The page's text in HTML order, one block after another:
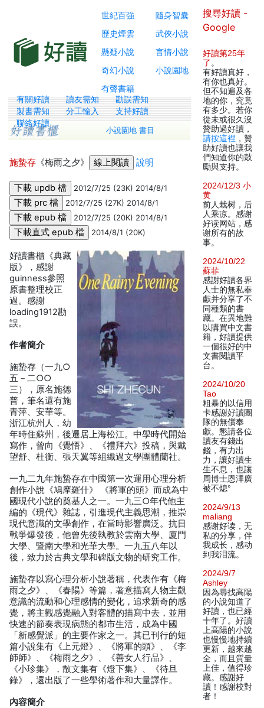
世紀百強
隨身智囊
歷史煙雲
武俠小說
懸疑小說
言情小說
奇幻小說
小說園地
有聲書籍
有關好讀 讀友需知
勘誤需知
製書需知
分工輸入
支持好讀
聯絡好讀
小說園地 書目
施蟄存 《梅雨之夕》 說明
2012/7/25 (23K) 2014/8/1
2012/7/25 (27K) 2014/8/1
2012/7/25 (20K) 2014/8/1
2014/8/1 (20K)
好讀書櫃《典藏
版》，感謝
guinness參照
原書整理校正
過。感謝
loading1912勘
誤。
作者簡介
施蟄存（一九○
五－二○○
三），原名施德
普，筆名還有施
青萍、安華等。
浙江杭州人，幼
年時住蘇州，後遷居上海松江。中學時代開始
寫作，曾向《覺悟》、《禮拜六》投稿，與戴
望舒、杜衡、張天翼等組織過文學團體蘭社。
一九二九年施蟄存在中國第一次運用心理分析
創作小說《鳩摩羅什》 《將軍的頭》而成為中
國現代小說的奠基人之一。一九三○年代他主
編的《現代》雜誌，引進現代主義思潮，推崇
現代意識的文學創作，在當時影響廣泛。抗日
戰爭爆發後，他曾先後執教於雲南大學、廈門
大學、暨南大學和光華大學。一九五八年以
後，致力於古典文學和碑版文物的研究工作。
施蟄存以寫心理分析小說著稱，代表作有《梅
雨之夕》、《春陽》等篇，著意描寫人物主觀
意識的流動和心理感情的變化，追求新奇的感
覺，將主觀感覺融入對客體的描寫中去，並用
快速的節奏表現病態的都市生活，成為中國
「新感覺派」的主要作家之一。其已刊行的短
篇小說集有《上元燈》、《將軍的頭》、《李
師師》、《梅雨之夕》、《善女人行品》、
《小珍集》，散文集有《燈下集》、《待旦
錄》，還出版了一些學術著作和大量譯作。
內容簡介
搜尋好讀 -
Google
好讀第25年
了 。
有好讀真好，
有你也真好。
但不知遍及各
地的你，究竟
有多少。若你
從未或很久沒
贊助過好讀，
請按這裡 ，贊
助好讀也讓我
們知道你的鼓
勵與支持。
2024/12/3 小
黄
前人栽树，后
人乘凉。感谢
好读网站，感
谢所有的故
事。
2024/10/22
蘇菲
感謝好讀各界
人士的無私奉
獻并分享了不
同種類的書
藏。在異地難
以購買中文書
籍，好讀提供
一個很好的中
文書閱讀平
台。
2024/10/20
Tao
粗暴的以信用
卡感謝好讀團
隊的無償奉
獻。懇請各位
讀友有錢出
錢，有力出
力，讓好讀生
生不息，也讓
周博士恩澤廣
被不熄°
2024/9/13
maliang
感谢好读，无
私的分享，伴
我成长，感动
到我泪流。
2024/9/7
Ashley
因為尋找高陽
的小說知道了
好讀，也已經
十年了。好讀
上高陽的小說
也慢慢地持續
更新，越來越
全，而且質量
上佳，值得珍
藏。感謝好
讀！感謝校對
者！